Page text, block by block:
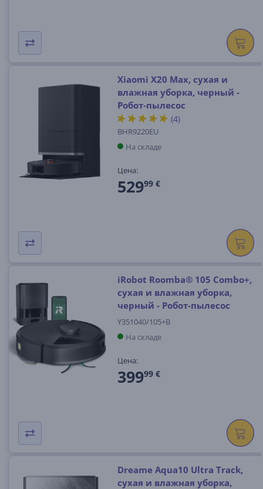
Xiaomi X20 Max, сухая и
влажная уборка, черный -
Робот-пылесос
(4)
BHR9220EU
На складе
Цена:
52999 €
iRobot Roomba® 105 Combo+,
сухая и влажная уборка,
черный - Робот-пылесос
Y351040/105+B
На складе
Цена:
39999 €
Dreame Aqua10 Ultra Track,
сухая и влажная уборка,